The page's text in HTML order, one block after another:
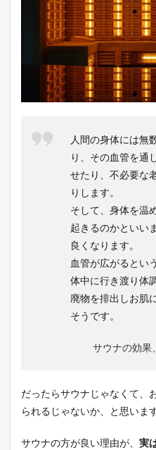
nakota
OUTDOOR
HAT
サウ
はも
人間の身体には無
り、その血管を通
せたり、不必要な
りします。
そして、身体を温
起きるのかといい
良くなります。
血管が広がるとい
体中に行き渡り体
廃物を排出しお肌
そうです。
サウナの効果
だったらサウナじゃなくて、
られるじゃないか、と思いま
サウナの方が良い理由が、 実